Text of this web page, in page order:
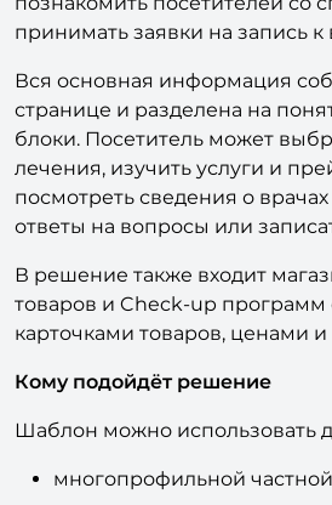
обязательные сведения для
познакомить посетителей со
принимать заявки на запись к
Вся основная информация
странице и разделена на
блоки. Посетитель может
лечения, изучить услуги и
посмотреть сведения о врачах
ответы на вопросы или
В решение также входит
товаров и Check-up программ
карточками товаров, ценами и
Кому подойдёт решение
Шаблон можно использовать